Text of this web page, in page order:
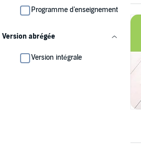
Programme d'enseignement
Version abrégée
Version intégrale